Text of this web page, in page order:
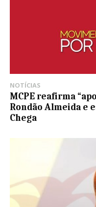
NOTÍCIAS
MCPE reafirma
Rondão Almeida e
Chega